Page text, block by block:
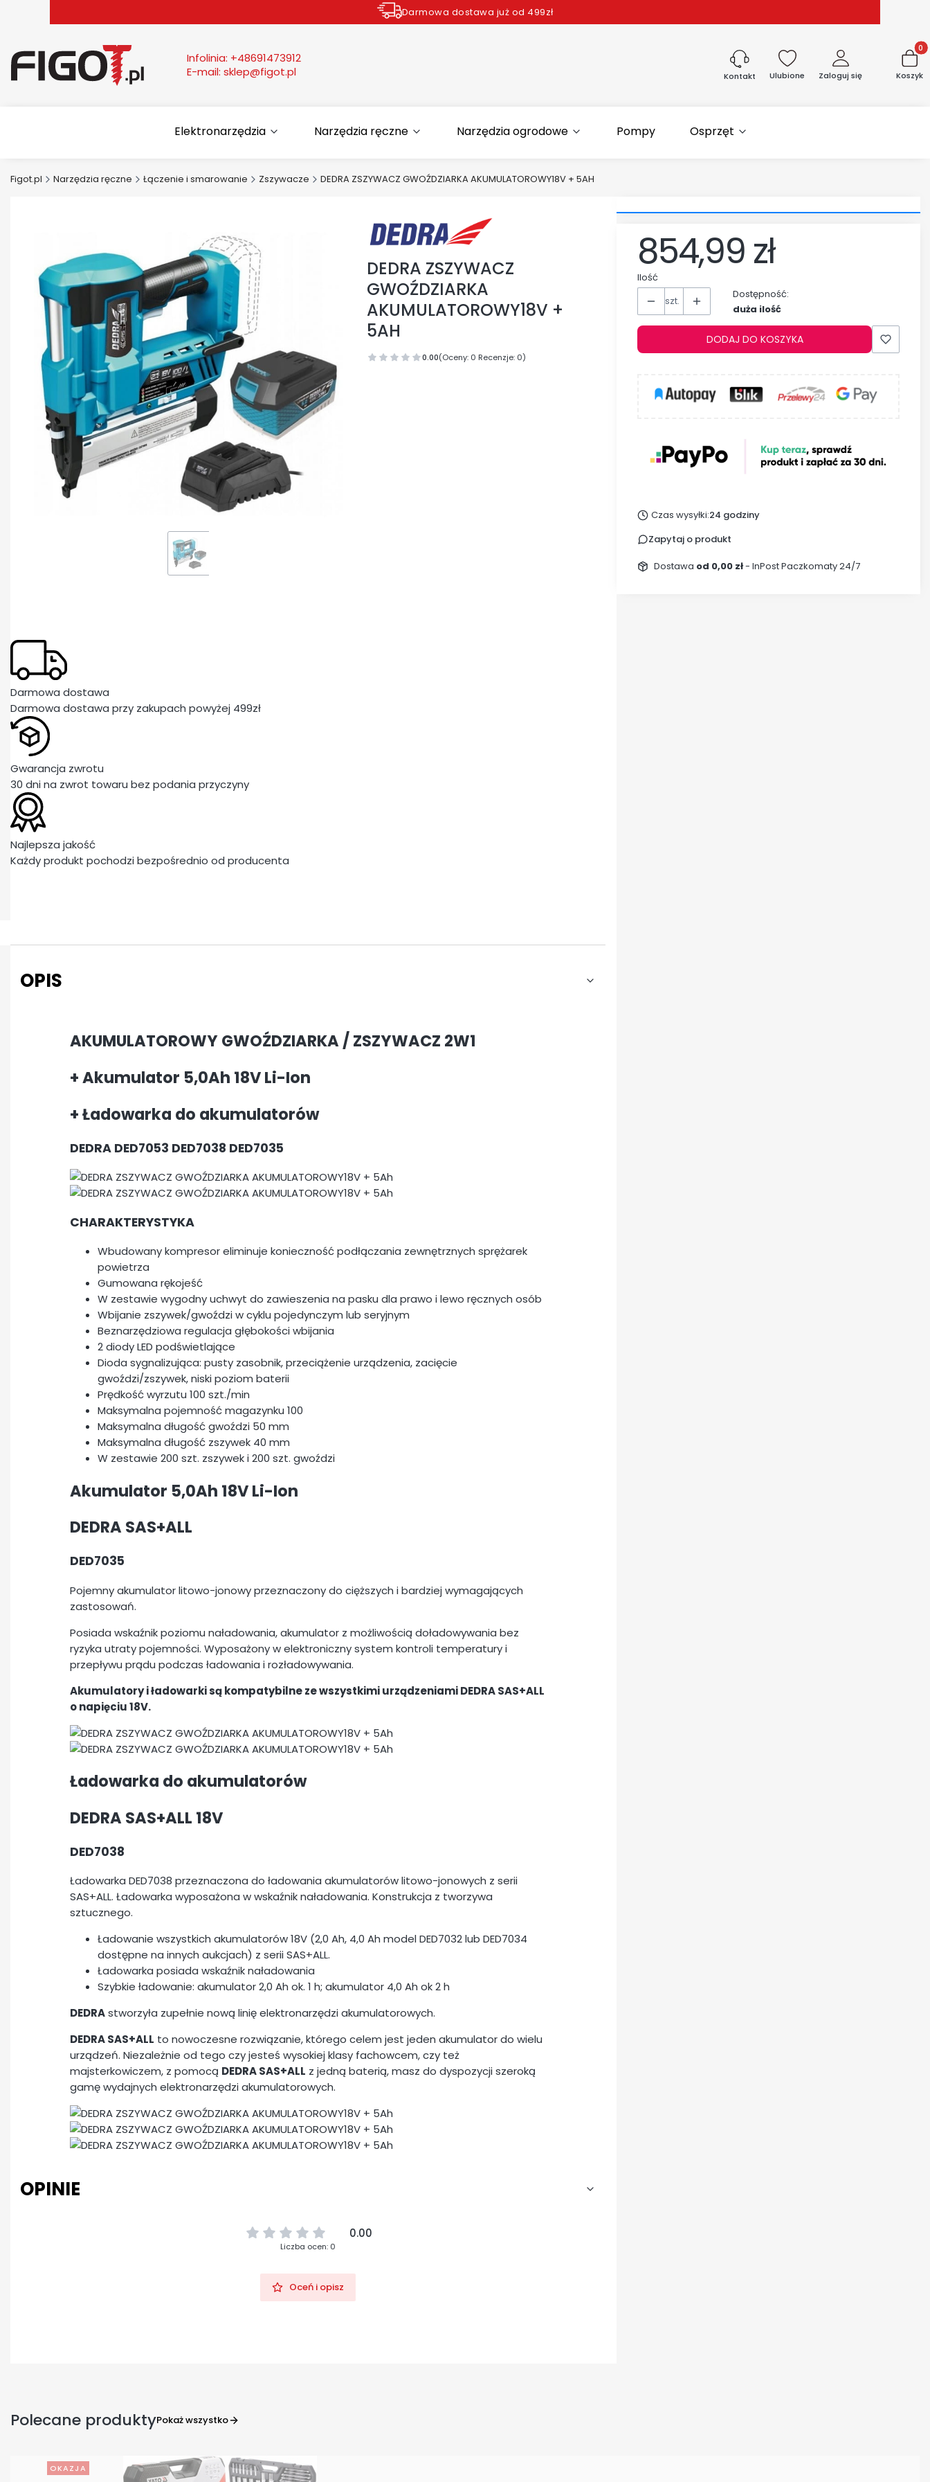
Darmowa dostawa już od 499zł
Infolinia: +48691473912
E-mail: sklep@figot.pl Kontakt Ulubione Zaloguj się Koszyk
Elektronarzędzia Narzędzia ręczne Narzędzia ogrodowe Pompy Osprzęt
Figot.pl Narzędzia ręczne Łączenie i smarowanie Zszywacze DEDRA ZSZYWACZ GWOŹDZIARKA AKUMULATOROWY18V + 5AH
DEDRA ZSZYWACZ
GWOŹDZIARKA
AKUMULATOROWY18V +
5AH
0.00(Oceny: 0 Recenzje: 0)
Darmowa dostawa
Darmowa dostawa przy zakupach powyżej 499zł
Gwarancja zwrotu
30 dni na zwrot towaru bez podania przyczyny
Najlepsza jakość
Każdy produkt pochodzi bezpośrednio od producenta
OPIS
AKUMULATOROWY GWOŹDZIARKA / ZSZYWACZ 2W1
+ Akumulator 5,0Ah 18V Li-Ion
+ Ładowarka do akumulatorów
DEDRA DED7053 DED7038 DED7035
CHARAKTERYSTYKA
Wbudowany kompresor eliminuje konieczność podłączania zewnętrznych sprężarek
powietrza
Gumowana rękojeść
W zestawie wygodny uchwyt do zawieszenia na pasku dla prawo i lewo ręcznych osób
Wbijanie zszywek/gwoździ w cyklu pojedynczym lub seryjnym
Beznarzędziowa regulacja głębokości wbijania
2 diody LED podświetlające
Dioda sygnalizująca: pusty zasobnik, przeciążenie urządzenia, zacięcie
gwoździ/zszywek, niski poziom baterii
Prędkość wyrzutu 100 szt./min
Maksymalna pojemność magazynku 100
Maksymalna długość gwoździ 50 mm
Maksymalna długość zszywek 40 mm
W zestawie 200 szt. zszywek i 200 szt. gwoździ
Akumulator 5,0Ah 18V Li-Ion
DEDRA SAS+ALL
DED7035
Pojemny akumulator litowo-jonowy przeznaczony do cięższych i bardziej wymagających
zastosowań.
Posiada wskaźnik poziomu naładowania, akumulator z możliwością doładowywania bez
ryzyka utraty pojemności. Wyposażony w elektroniczny system kontroli temperatury i
przepływu prądu podczas ładowania i rozładowywania.
Akumulatory i ładowarki są kompatybilne ze wszystkimi urządzeniami DEDRA SAS+ALL
o napięciu 18V.
Ładowarka do akumulatorów
DEDRA SAS+ALL 18V
DED7038
Ładowarka DED7038 przeznaczona do ładowania akumulatorów litowo-jonowych z serii
SAS+ALL. Ładowarka wyposażona w wskaźnik naładowania. Konstrukcja z tworzywa
sztucznego.
Ładowanie wszystkich akumulatorów 18V (2,0 Ah, 4,0 Ah model DED7032 lub DED7034
dostępne na innych aukcjach) z serii SAS+ALL.
Ładowarka posiada wskaźnik naładowania
Szybkie ładowanie: akumulator 2,0 Ah ok. 1 h; akumulator 4,0 Ah ok 2 h
DEDRAstworzyła zupełnie nową linię elektronarzędzi akumulatorowych.
DEDRA SAS+ALL to nowoczesne rozwiązanie, którego celem jest jeden akumulator do wielu
urządzeń. Niezależnie od tego czy jesteś wysokiej klasy fachowcem, czy też
majsterkowiczem, z pomocą DEDRA SAS+ALL z jedną baterią, masz do dyspozycji szeroką
gamę wydajnych elektronarzędzi akumulatorowych.
OPINIE
0.00
Liczba ocen: 0
Oceń i opisz
Cena
854,99 zł
Ilość
szt.
Dostępność:
duża ilość
DODAJ DO KOSZYKA
Czas wysyłki:24 godziny
Zapytaj o produkt
Dostawa od 0,00 zł- InPost Paczkomaty 24/7
Polecane produktyPokaż wszystko
OKAZJA